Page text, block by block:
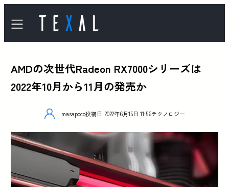
AMDの次世代Radeon RX7000シリーズは
2022年10月から11月の発売か
masapoco投稿日 2022年6月15日 11:56テクノロジー